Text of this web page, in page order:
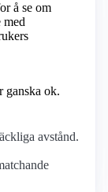
å se om
med
ganska ok.
avstånd.